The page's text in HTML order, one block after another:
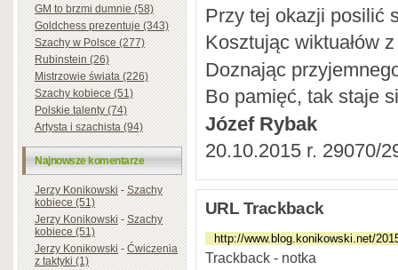
GM to brzmi dumnie (58)
Goldchess prezentuje (343)
Szachy w Polsce (277)
Rubinstein (26)
Mistrzowie świata (226)
Szachy kobiece (51)
Polskie talenty (74)
Artysta i szachista (94)
Najnowsze komentarze
Jerzy Konikowski-Szachy
kobiece (51)
Jerzy Konikowski-Szachy
kobiece (51)
Jerzy Konikowski-Ćwiczenia
z taktyki (1)
Przy tej okazji posilić
Kosztując wiktuałów
Doznając
Bo pamięć, tak staje
Józef Rybak
20.10.2015 r. 29070/
URL Trackback
Trackback - notka